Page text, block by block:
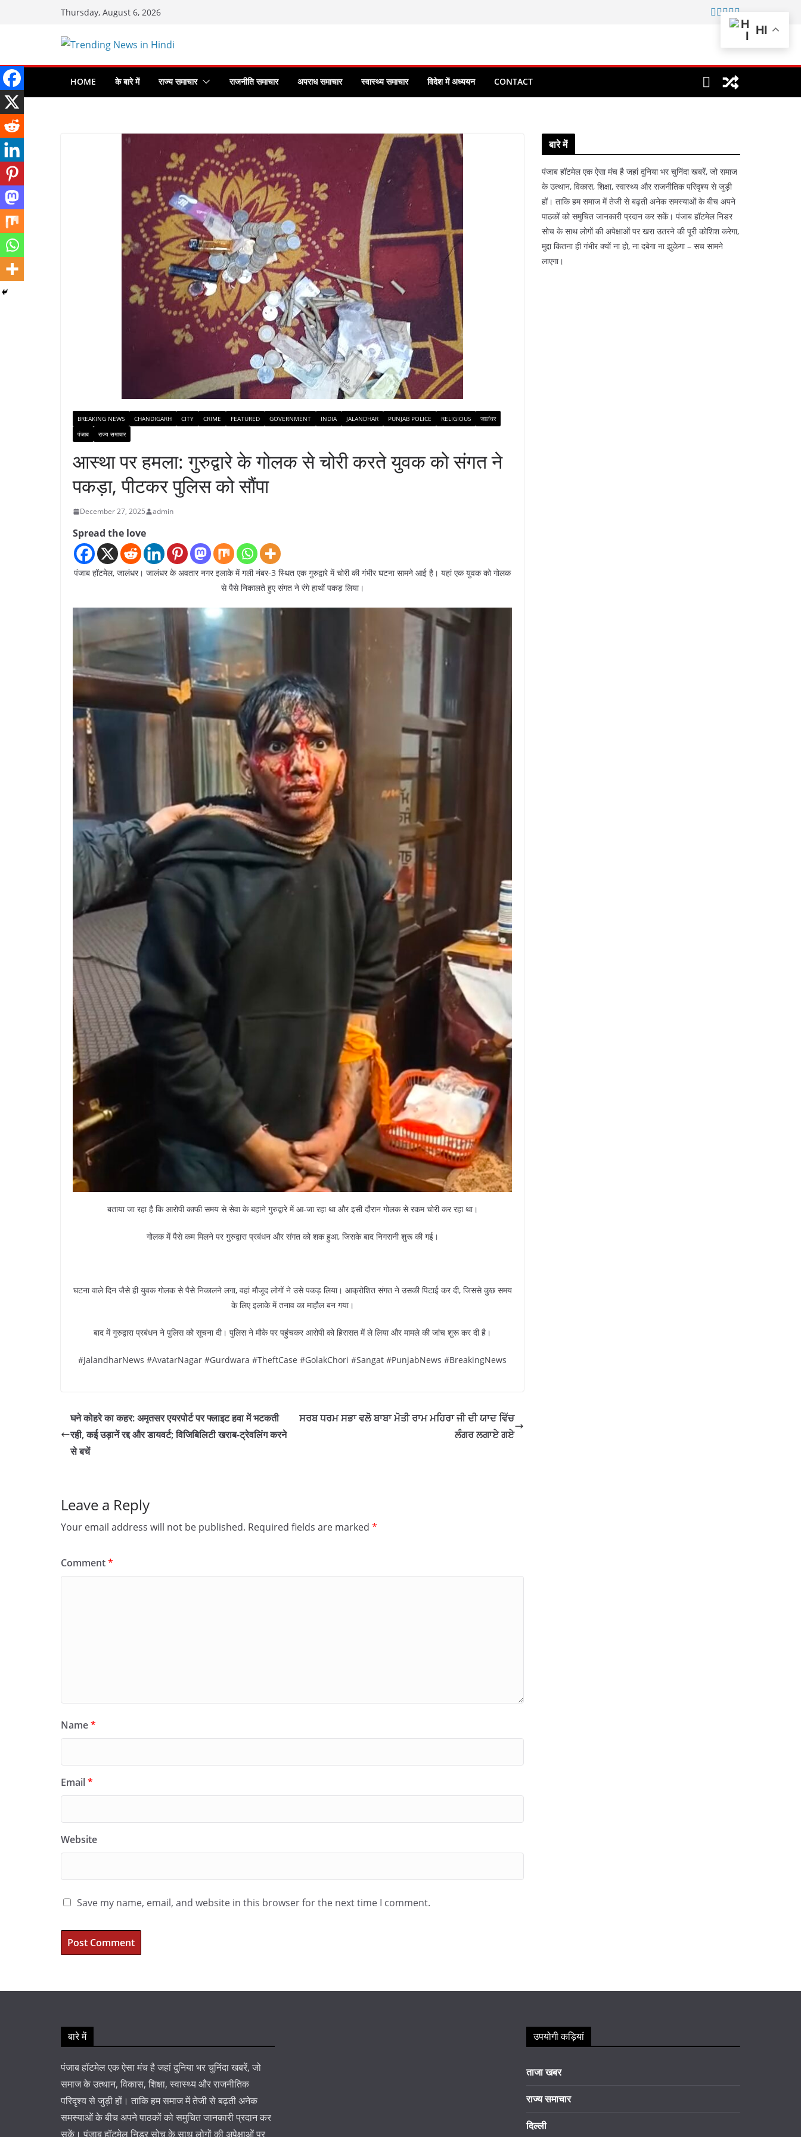
Thursday, August 6, 2026
HOME के बारे में राज्य समाचार राजनीति समाचार अपराध समाचार स्वास्थ्य समाचार विदेश में अध्ययन CONTACT
BREAKING NEWS CHANDIGARH CITY CRIME FEATURED GOVERNMENT INDIA JALANDHAR PUNJAB POLICE RELIGIOUS
जालंधर
पंजाब
राज्य समाचार
आस्था पर हमला: गुरुद्वारे के गोलक से चोरी करते युवक को संगत ने
पकड़ा, पीटकर पुलिस को सौंपा
December 27, 2025 admin
Spread the love
पंजाब हॉटमेल, जालंधर। जालंधर के अवतार नगर इलाके में गली नंबर-3 स्थित एक गुरुद्वारे में चोरी की गंभीर घटना सामने आई है। यहां एक युवक को गोलक
से पैसे निकालते हुए संगत ने रंगे हाथों पकड़ लिया।
बताया जा रहा है कि आरोपी काफी समय से सेवा के बहाने गुरुद्वारे में आ-जा रहा था और इसी दौरान गोलक से रकम चोरी कर रहा था।
गोलक में पैसे कम मिलने पर गुरुद्वारा प्रबंधन और संगत को शक हुआ, जिसके बाद निगरानी शुरू की गई।
घटना वाले दिन जैसे ही युवक गोलक से पैसे निकालने लगा, वहां मौजूद लोगों ने उसे पकड़ लिया। आक्रोशित संगत ने उसकी पिटाई कर दी, जिससे कुछ समय
के लिए इलाके में तनाव का माहौल बन गया।
बाद में गुरुद्वारा प्रबंधन ने पुलिस को सूचना दी। पुलिस ने मौके पर पहुंचकर आरोपी को हिरासत में ले लिया और मामले की जांच शुरू कर दी है।
#JalandharNews #AvatarNagar #Gurdwara #TheftCase #GolakChori #Sangat #PunjabNews #BreakingNews
घने कोहरे का कहर: अमृतसर एयरपोर्ट पर फ्लाइट हवा में भटकती
रही, कई उड़ानें रद्द और डायवर्ट; विजिबिलिटी खराब-ट्रेवलिंग करने
से बचें
ਸਰਬ ਧਰਮ ਸਭਾ ਵਲੋ ਬਾਬਾ ਮੋਤੀ ਰਾਮ ਮਹਿਰਾ ਜੀ ਦੀ ਯਾਦ ਵਿੱਚ
ਲੰਗਰ ਲਗਾਏ ਗਏ
Leave a Reply
Your email address will not be published. Required fields are marked *
Comment*
Name*
Email*
Website
Save my name, email, and website in this browser for the next time I comment.
बारे में
पंजाब हॉटमेल एक ऐसा मंच है जहां दुनिया भर चुनिंदा खबरें, जो समाज
के उत्थान, विकास, शिक्षा, स्वास्थ्य और राजनीतिक परिदृश्य से जुड़ी
हों। ताकि हम समाज में तेजी से बढ़ती अनेक समस्याओं के बीच अपने
पाठकों को समुचित जानकारी प्रदान कर सकें। पंजाब हॉटमेल निडर
सोच के साथ लोगों की अपेक्षाओं पर खरा उतरने की पूरी कोशिश करेगा,
मुद्दा कितना ही गंभीर क्यों ना हो, ना दबेगा ना झुकेगा – सच सामने
लाएगा।
बारे में
पंजाब हॉटमेल एक ऐसा मंच है जहां दुनिया भर चुनिंदा खबरें, जो
समाज के उत्थान, विकास, शिक्षा, स्वास्थ्य और राजनीतिक
परिदृश्य से जुड़ी हों। ताकि हम समाज में तेजी से बढ़ती अनेक
समस्याओं के बीच अपने पाठकों को समुचित जानकारी प्रदान कर
सकें। पंजाब हॉटमेल निडर सोच के साथ लोगों की अपेक्षाओं पर
उपयोगी कड़ियां
ताजा खबर
राज्य समाचार
दिल्ली
HI